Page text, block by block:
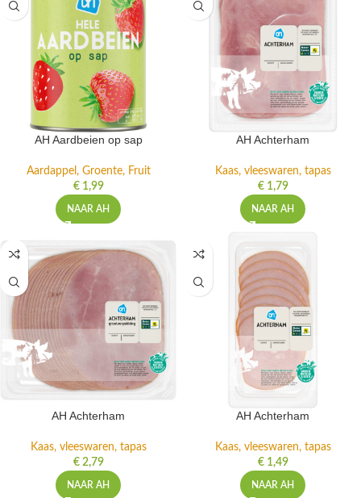
AH Aardbeien op sap
Aardappel, Groente, Fruit
€1,99
NAAR AH
AH Achterham
Kaas, vleeswaren, tapas
€1,79
NAAR AH
AH Achterham
Kaas, vleeswaren, tapas
€2,79
NAAR AH
AH Achterham
Kaas, vleeswaren, tapas
€1,49
NAAR AH